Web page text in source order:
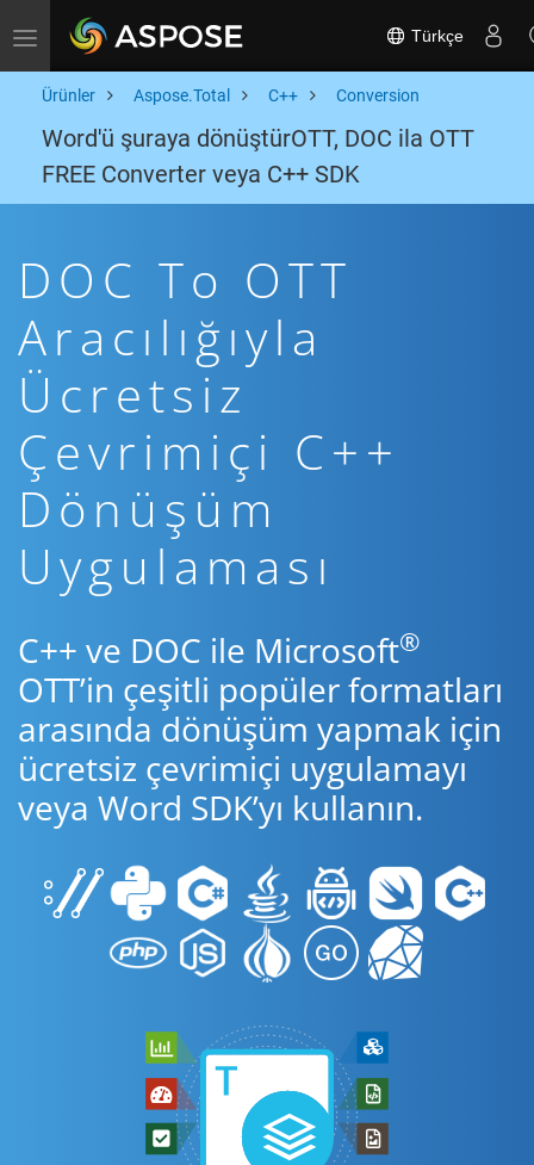
Toggle navigation Türkçe
Ürünler Aspose.Total C++ Conversion
Word'ü şuraya dönüştürOTT, DOC ila OTT
FREE Converter veya C++ SDK
DOC To OTT
Aracılığıyla
Ücretsiz
Çevrimiçi C++
Dönüşüm
Uygulaması
C++ ve DOC ile Microsoft®
OTT’in çeşitli popüler formatları
arasında dönüşüm yapmak için
ücretsiz çevrimiçi uygulamayı
veya Word SDK’yı kullanın.